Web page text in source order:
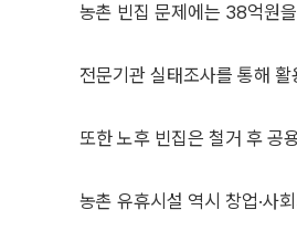
농촌 빈집 문제에는 38억원
전문기관 실태조사를 통해
또한 노후 빈집은 철거 후 공
농촌 유휴시설 역시 창업·사